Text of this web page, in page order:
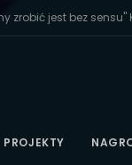
zrobić jest bez sensu"
PROJEKTY